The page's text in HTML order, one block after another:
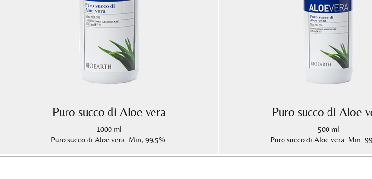
Puro succo di Aloe vera
1000 ml
Puro succo di Aloe vera. Min, 99,5%.
Puro succo di Aloe
500 ml
Puro succo di Aloe vera. Min.